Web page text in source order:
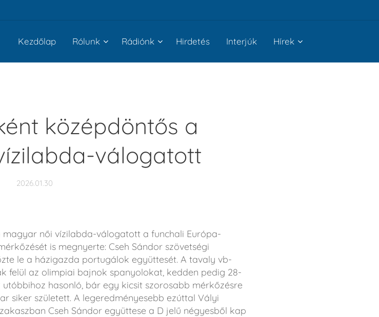
Kezdőlap Rólunk Rádiónk Hirdetés Interjúk Hírek
középdöntős a
válogatott
2026.01.30
női vízilabda-válogatott a funchali Európa-
is megnyerte: Cseh Sándor szövetségi
le a házigazda portugálok együttesét. A tavaly vb-
felül az olimpiai bajnok spanyolokat, kedden pedig 28-
hasonló, bár egy kicsit szorosabb mérkőzésre
siker született. A legeredményesebb ezúttal Vályi
Cseh Sándor együttese a D jelű négyesből kap